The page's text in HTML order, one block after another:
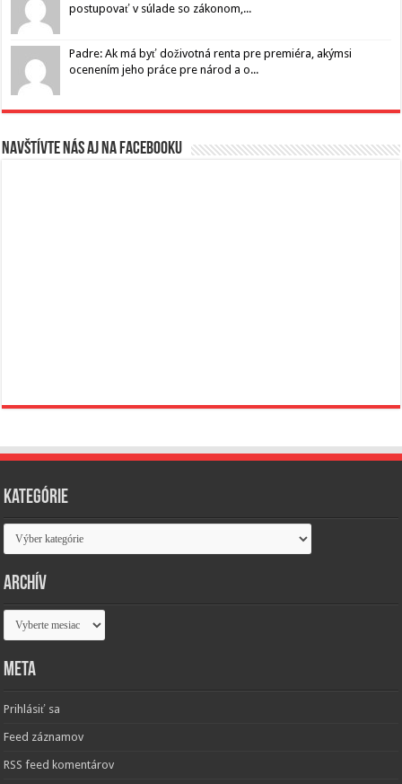
postupovať v súlade so zákonom,...
Padre: Ak má byť doživotná renta pre premiéra, akýmsi
ocenením jeho práce pre národ a o...
Navštívte nás aj na Facebooku
Kategórie
Kategórie
Archív
Archív
Meta
Prihlásiť sa
Feed záznamov
RSS feed komentárov